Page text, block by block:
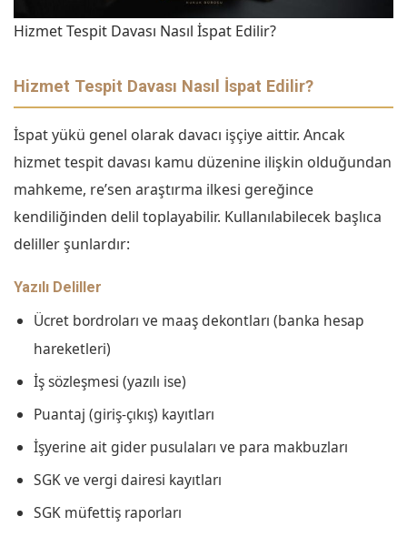
Hizmet Tespit Davası Nasıl İspat Edilir?
Hizmet Tespit Davası Nasıl İspat Edilir?
İspat yükü genel olarak davacı işçiye aittir. Ancak
hizmet tespit davası kamu düzenine ilişkin olduğundan
mahkeme, re’sen araştırma ilkesi gereğince
kendiliğinden delil toplayabilir. Kullanılabilecek başlıca
deliller şunlardır:
Yazılı Deliller
Ücret bordroları ve maaş dekontları (banka hesap
hareketleri)
İş sözleşmesi (yazılı ise)
Puantaj (giriş-çıkış) kayıtları
İşyerine ait gider pusulaları ve para makbuzları
SGK ve vergi dairesi kayıtları
SGK müfettiş raporları